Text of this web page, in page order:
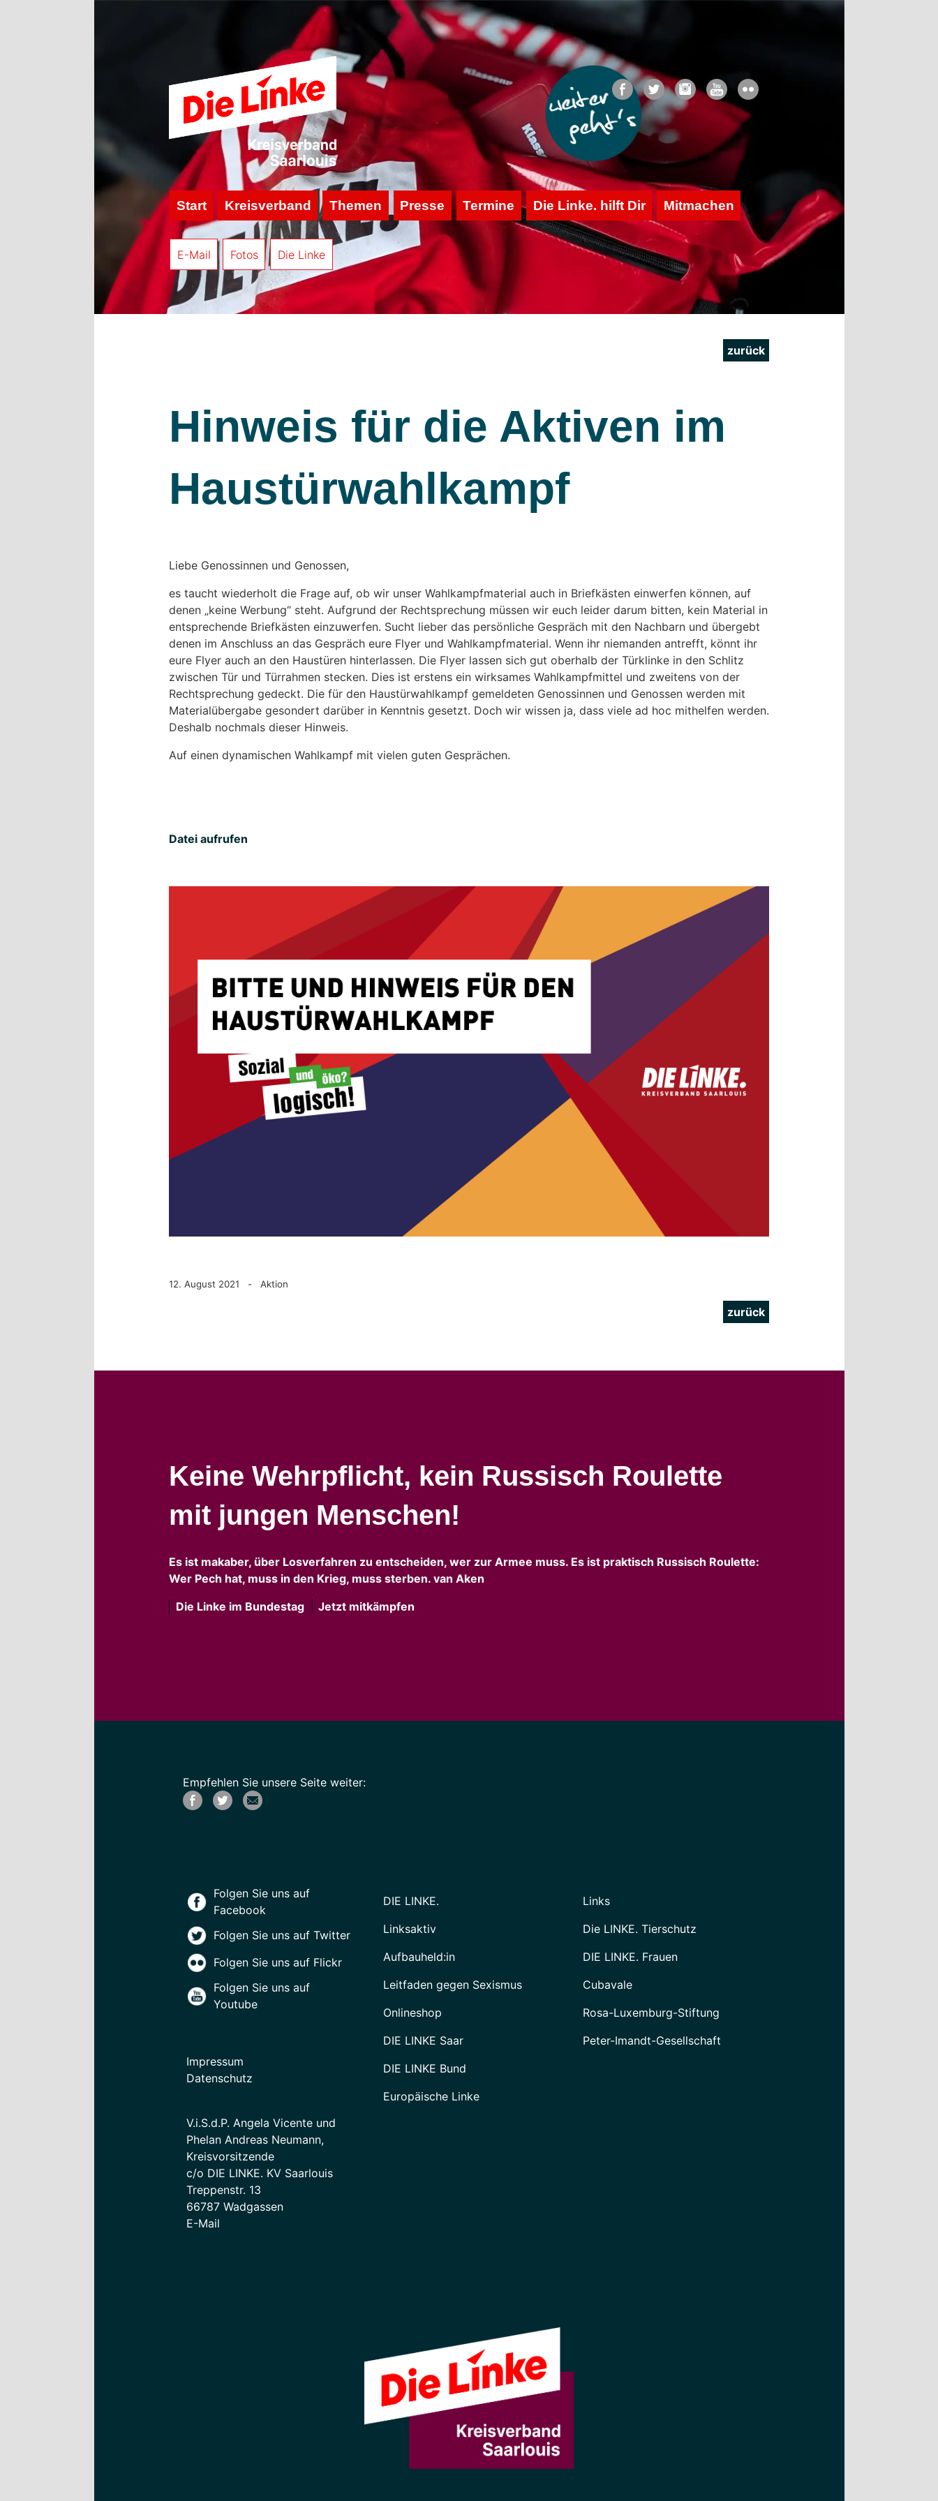
Start Kreisverband Themen Presse Termine Die Linke. hilft Dir Mitmachen
E-Mail Fotos Die Linke
zurück
Hinweis für die Aktiven im
Haustürwahlkampf
Liebe Genossinnen und Genossen,
es taucht wiederholt die Frage auf, ob wir unser Wahlkampfmaterial auch in Briefkästen einwerfen können, auf
denen „keine Werbung“ steht. Aufgrund der Rechtsprechung müssen wir euch leider darum bitten, kein Material in
entsprechende Briefkästen einzuwerfen. Sucht lieber das persönliche Gespräch mit den Nachbarn und übergebt
denen im Anschluss an das Gespräch eure Flyer und Wahlkampfmaterial. Wenn ihr niemanden antrefft, könnt ihr
eure Flyer auch an den Haustüren hinterlassen. Die Flyer lassen sich gut oberhalb der Türklinke in den Schlitz
zwischen Tür und Türrahmen stecken. Dies ist erstens ein wirksames Wahlkampfmittel und zweitens von der
Rechtsprechung gedeckt. Die für den Haustürwahlkampf gemeldeten Genossinnen und Genossen werden mit
Materialübergabe gesondert darüber in Kenntnis gesetzt. Doch wir wissen ja, dass viele ad hoc mithelfen werden.
Deshalb nochmals dieser Hinweis.
Auf einen dynamischen Wahlkampf mit vielen guten Gesprächen.
Datei aufrufen
12. August 2021 - Aktion
zurück
Keine Wehrpflicht, kein Russisch Roulette
mit jungen Menschen!
Es ist makaber, über Losverfahren zu entscheiden, wer zur Armee muss. Es ist praktisch Russisch Roulette:
Wer Pech hat, muss in den Krieg, muss sterben. van Aken
Die Linke im Bundestag
Jetzt mitkämpfen
Empfehlen Sie unsere Seite weiter:
Folgen Sie uns auf
Facebook
Folgen Sie uns auf Twitter
Folgen Sie uns auf Flickr
Folgen Sie uns auf
Youtube
Impressum
Datenschutz
V.i.S.d.P. Angela Vicente und
Phelan Andreas Neumann,
Kreisvorsitzende
c/o DIE LINKE. KV Saarlouis
Treppenstr. 13
66787 Wadgassen
E-Mail
DIE LINKE.
Linksaktiv
Aufbauheld:in
Leitfaden gegen Sexismus
Onlineshop
DIE LINKE Saar
DIE LINKE Bund
Europäische Linke
Links
Die LINKE. Tierschutz
DIE LINKE. Frauen
Cubavale
Rosa-Luxemburg-Stiftung
Peter-Imandt-Gesellschaft